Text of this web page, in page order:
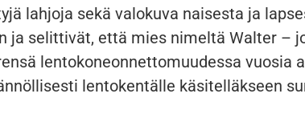
lahjoja sekä valokuva naisesta ja
ja selittivät, että mies nimeltä Walter –
lentokoneonnettomuudessa vuosia
lentokentälle käsitelläkseen